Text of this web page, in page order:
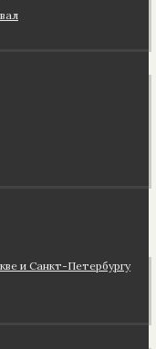
и Санкт-Петербургу